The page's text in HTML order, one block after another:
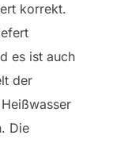
korrekt.
es ist auch
der
Die